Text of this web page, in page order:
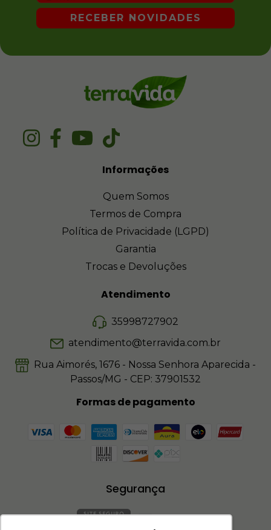
Informações
Quem Somos
Termos de Compra
Política de Privacidade (LGPD)
Garantia
Trocas e Devoluções
Atendimento
35998727902
atendimento@terravida.com.br
Rua Aimorés, 1676 - Nossa Senhora Aparecida -
Passos/MG - CEP: 37901532
Formas de pagamento
Segurança